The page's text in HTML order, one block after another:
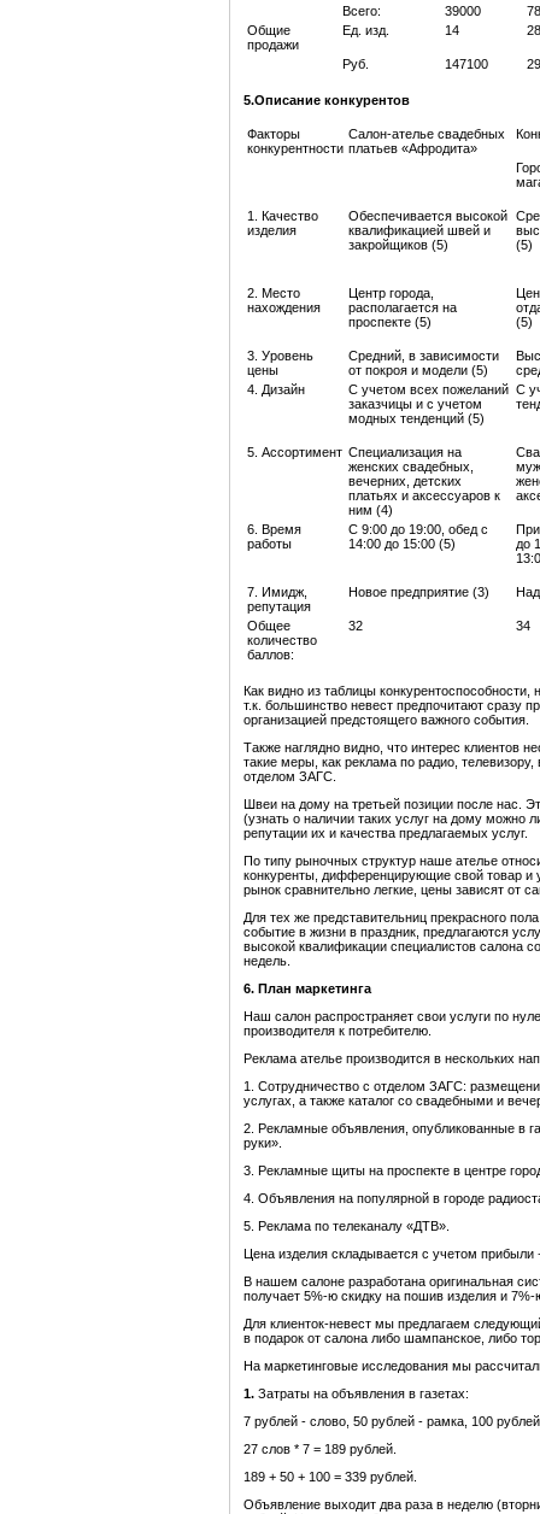
Всего: 39000
Общие
продажи
Ед. изд. 14 28
Руб. 147100
5.Описание конкурентов
Факторы
конкурентности
Салон-ателье свадебных
платьев «Афродита»
1. Качество
изделия
Обеспечивается высокой
квалификацией швей и
закройщиков (5)
(5)
2. Место
нахождения
Центр города,
располагается на
проспекте (5)
(5)
3. Уровень
цены
Средний, в зависимости
от покроя и модели (5)
4. Дизайн
С учетом всех пожеланий
заказчицы и с учетом
модных тенденций (5)
С
5. Ассортимент Специализация на
женских свадебных,
вечерних, детских
платьях и аксессуаров к
ним (4)
6. Время
работы
С 9:00 до 19:00, обед с
14:00 до 15:00 (5)
до
7. Имидж,
репутация
Новое предприятие (3)
Общее
количество
баллов:
32 34
Как видно из таблицы
т.к. большинство невест предпочитают сразу
организацией предстоящего важного события.
Также наглядно видно, что интерес клиентов
такие меры, как реклама по радио,
отделом ЗАГС.
Швеи на дому на третьей позиции после нас.
(узнать о наличии таких услуг на дому можно
репутации их и качества предлагаемых услуг.
По типу рыночных структур наше ателье
конкуренты, дифференцирующие свой товар и
рынок сравнительно легкие, цены зависят от
Для тех же представительниц прекрасного
событие в жизни в праздник, предлагаются
высокой квалификации специалистов салона
недель.
6. План маркетинга
Наш салон распространяет свои услуги по
производителя к потребителю.
Реклама ателье производится в нескольких
1. Сотрудничество с отделом ЗАГС:
услугах, а также каталог со свадебными и
2. Рекламные объявления, опубликованные в
руки».
3. Рекламные щиты на проспекте в центре
4. Объявления на популярной в городе
5. Реклама по телеканалу «ДТВ».
Цена изделия складывается с учетом
В нашем салоне разработана оригинальная
получает 5%-ю скидку на пошив изделия и 7%-
Для клиенток-невест мы предлагаем
в подарок от салона либо шампанское, либо
На маркетинговые исследования мы
1. Затраты на объявления в газетах:
7 рублей - слово, 50 рублей - рамка, 100
27 слов * 7 = 189 рублей.
189 + 50 + 100 = 339 рублей.
Объявление выходит два раза в неделю